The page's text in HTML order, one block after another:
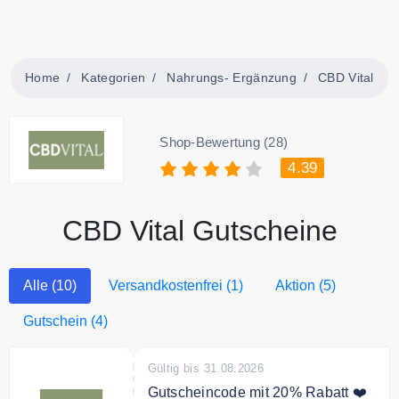
Home Kategorien Nahrungs- Ergänzung CBD Vital
Shop-Bewertung (28)
4.39
CBD Vital Gutscheine
Alle (10) Versandkostenfrei (1) Aktion (5)
Gutschein (4)
Gültig bis 31.08.2026
Gutscheincode mit 20% Rabatt ❤️